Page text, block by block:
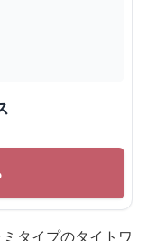
タイプのタイトワ